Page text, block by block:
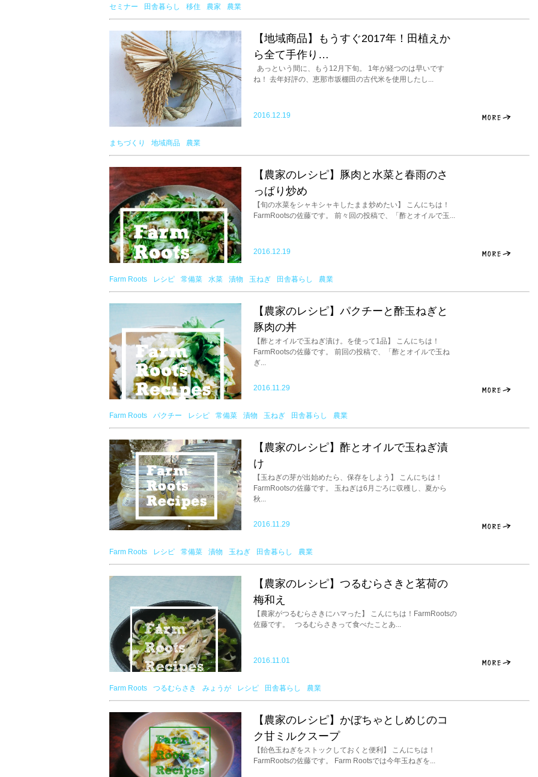
セミナー 田舎暮らし 移住 農家 農業
【地域商品】もうすぐ2017年！田植えか
ら全て手作り…
あっという間に、もう12月下旬。 1年が経つのは早いです
ね！ 去年好評の、恵那市坂棚田の古代米を使用したし...
2016.12.19
まちづくり 地域商品 農業
【農家のレシピ】豚肉と水菜と春雨のさ
っぱり炒め
【旬の水菜をシャキシャキしたまま炒めたい】 こんにちは！
FarmRootsの佐藤です。 前々回の投稿で、「酢とオイルで玉...
2016.12.19
Farm Roots レシピ 常備菜 水菜 漬物 玉ねぎ 田舎暮らし 農業
【農家のレシピ】パクチーと酢玉ねぎと
豚肉の丼
【酢とオイルで玉ねぎ漬け。を使って1品】 こんにちは！
FarmRootsの佐藤です。 前回の投稿で、「酢とオイルで玉ね
ぎ...
2016.11.29
Farm Roots パクチー レシピ 常備菜 漬物 玉ねぎ 田舎暮らし 農業
【農家のレシピ】酢とオイルで玉ねぎ漬
け
【玉ねぎの芽が出始めたら、保存をしよう】 こんにちは！
FarmRootsの佐藤です。 玉ねぎは6月ごろに収穫し、夏から
秋...
2016.11.29
Farm Roots レシピ 常備菜 漬物 玉ねぎ 田舎暮らし 農業
【農家のレシピ】つるむらさきと茗荷の
梅和え
【農家がつるむらさきにハマった】 こんにちは！FarmRootsの
佐藤です。 つるむらさきって食べたことあ...
2016.11.01
Farm Roots つるむらさき みょうが レシピ 田舎暮らし 農業
【農家のレシピ】かぼちゃとしめじのコ
ク甘ミルクスープ
【飴色玉ねぎをストックしておくと便利】 こんにちは！
FarmRootsの佐藤です。 Farm Rootsでは今年玉ねぎを...